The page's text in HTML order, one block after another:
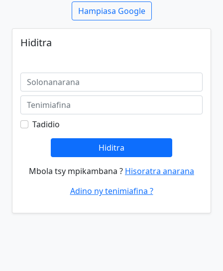
Hampiasa Google
Hiditra
Tadidio
Hiditra
Mbola tsy mpikambana ? Hisoratra anarana
Adino ny tenimiafina ?